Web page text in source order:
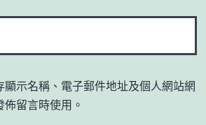
顯示名稱、電子郵件地址及個人網站網
留言時使用。